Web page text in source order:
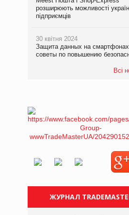
розширюють можливості
підприємців
30 квітня 2024
Защита данных на
советы по повышению
Всі
ЖУРНАЛ